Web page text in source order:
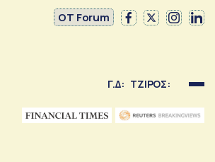
OT Forum
Γ.Δ: ΤΖΙΡΟΣ: